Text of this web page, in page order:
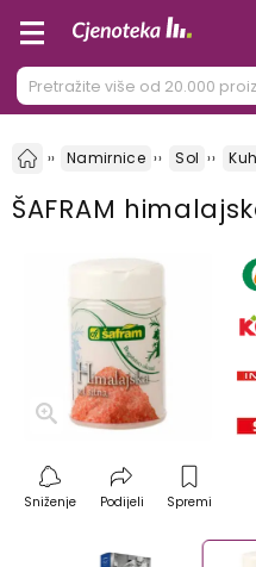
Namirnice Sol
ŠAFRAM
Sniženje Podijeli Spremi